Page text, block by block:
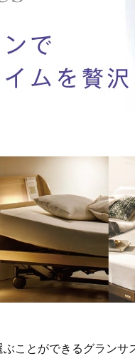
ことができるグランサ